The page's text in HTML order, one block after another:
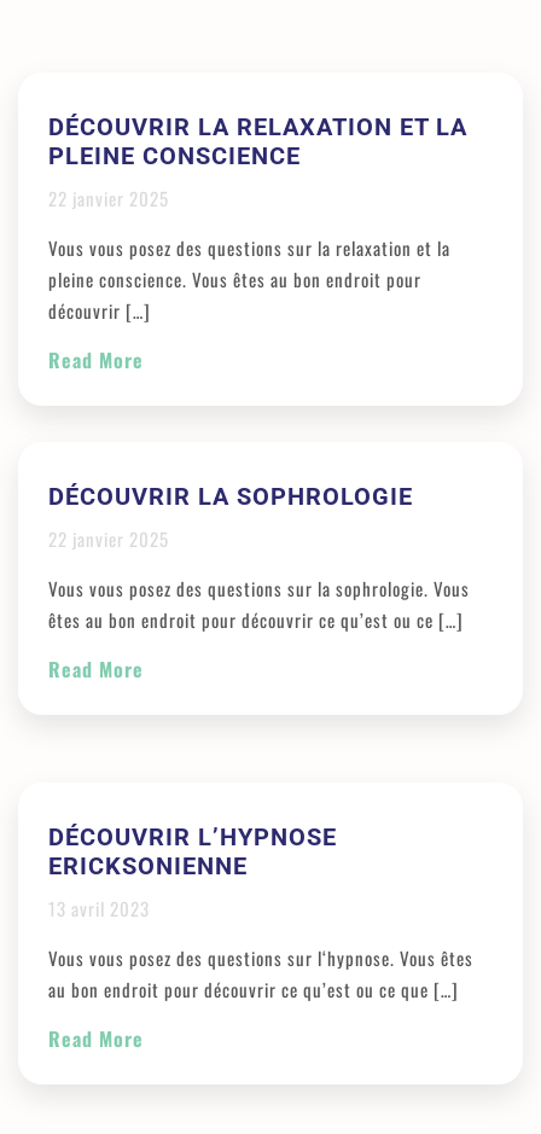
DÉCOUVRIR LA RELAXATION ET LA
PLEINE CONSCIENCE
22 janvier 2025
Vous vous posez des questions sur la relaxation et la
pleine conscience. Vous êtes au bon endroit pour
découvrir […]
Read More
DÉCOUVRIR LA SOPHROLOGIE
22 janvier 2025
Vous vous posez des questions sur la sophrologie. Vous
êtes au bon endroit pour découvrir ce qu’est ou ce […]
Read More
DÉCOUVRIR L’HYPNOSE
ERICKSONIENNE
13 avril 2023
Vous vous posez des questions sur l‘hypnose. Vous êtes
au bon endroit pour découvrir ce qu’est ou ce que […]
Read More